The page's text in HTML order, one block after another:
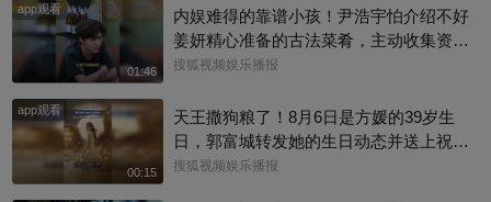
app观看
01:46
内娱难得的靠谱小孩！尹浩宇怕介绍不好
姜妍精心准备的古法菜肴，主动收集资料
做PDF菜单，标注菜品地域背景配图，连
中餐厅这个暖心片段！#尹浩宇 #姜妍
搜狐视频娱乐播报
app观看
00:15
天王撒狗粮了！8月6日是方媛的39岁生
日，郭富城转发她的生日动态并送上祝
福：“祝老婆生日快乐，身体健康，心想事
搜狐视频娱乐播报